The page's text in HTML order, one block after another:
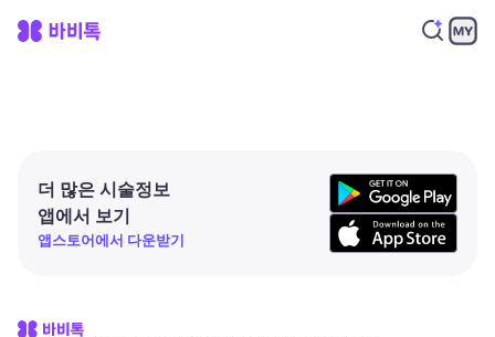
더 많은 시술정보
앱에서 보기
앱스토어에서 다운받기